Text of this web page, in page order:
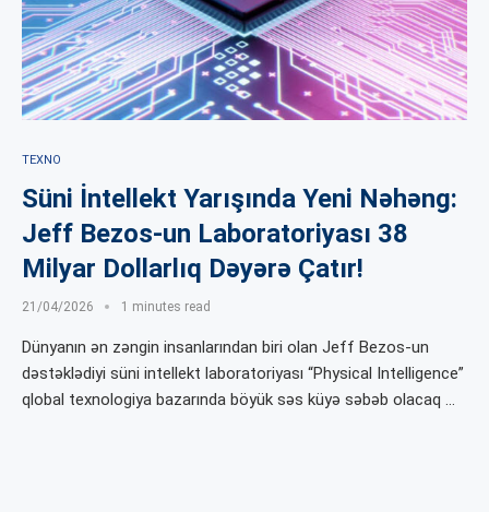
TEXNO
Süni İntellekt Yarışında Yeni Nəhəng:
Jeff Bezos-un Laboratoriyası 38
Milyar Dollarlıq Dəyərə Çatır!
21/04/2026 1 minutes read
Dünyanın ən zəngin insanlarından biri olan Jeff Bezos-un
dəstəklədiyi süni intellekt laboratoriyası “Physical Intelligence”
qlobal texnologiya bazarında böyük səs küyə səbəb olacaq …